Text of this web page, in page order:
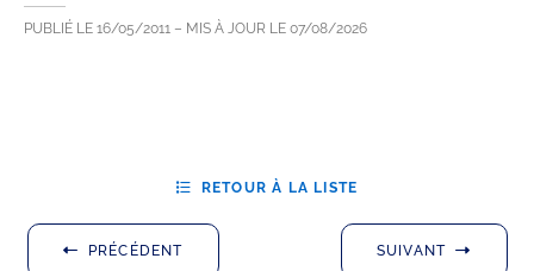
PUBLIÉ LE 16/05/2011 – MIS À JOUR LE 07/08/2026
PRÉCÉDENT
RETOUR À LA LISTE
SUIVANT